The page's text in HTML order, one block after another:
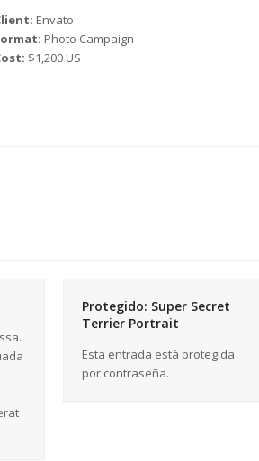
Envato
Photo Campaign
$1,200 US
Protegido: Super Secret
Terrier Portrait
Esta entrada está protegida
por contraseña.